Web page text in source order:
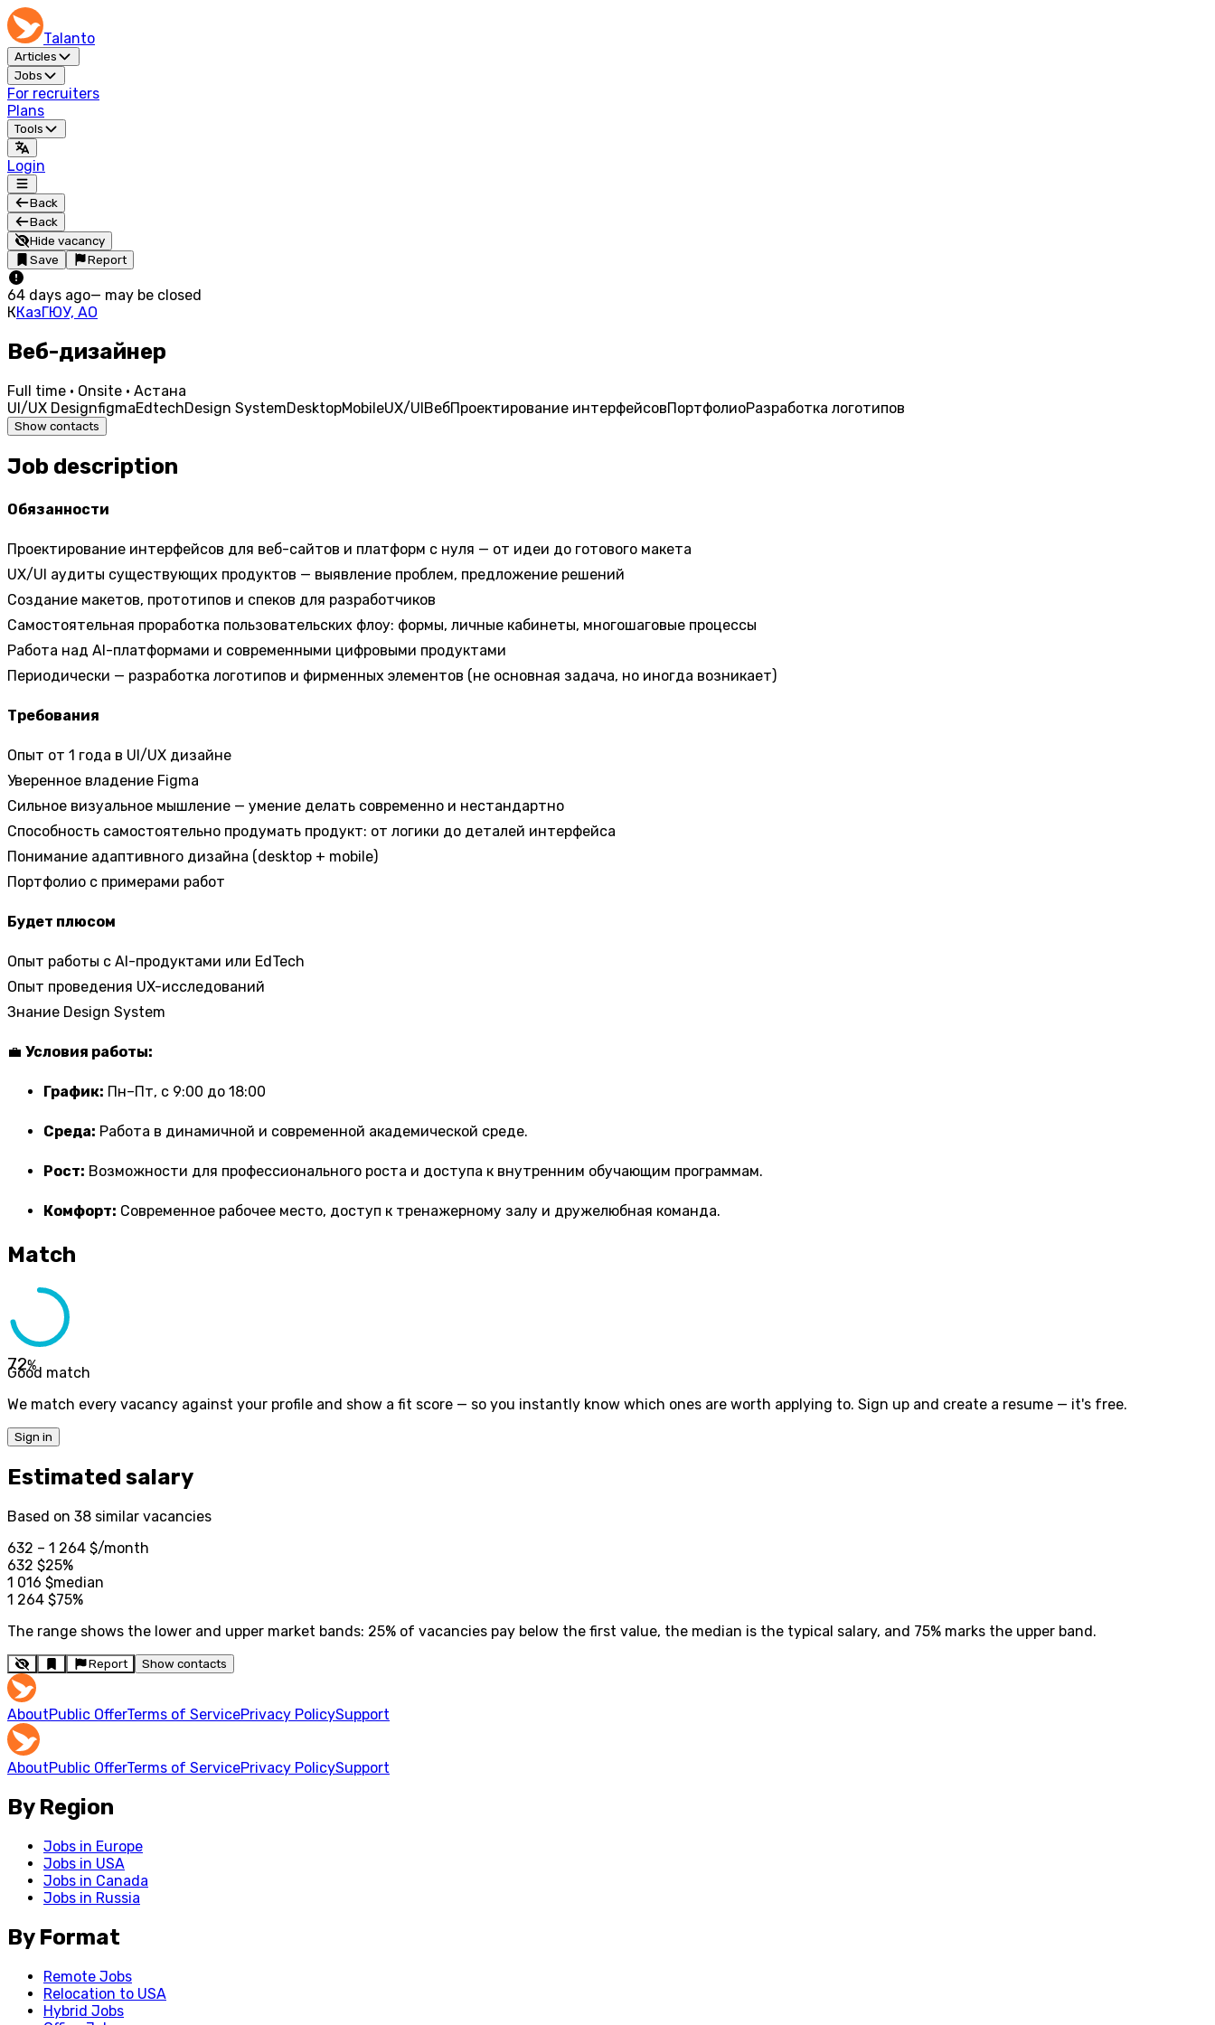
Talanto
Articles
Jobs
For recruiters
Plans
Tools
Login
Back
Back
Hide vacancy
Save
Report
64 days ago— may be closed
ККазГЮУ, АО
Веб-дизайнер
Full time · Onsite · Астана
UI/UX DesignfigmaEdtechDesign SystemDesktopMobileUX/UIВебПроектирование интерфейсовПортфолиоРазработка логотипов
Show contacts
Job description
Обязанности
Проектирование интерфейсов для веб-сайтов и платформ с нуля — от идеи до готового макета
UX/UI аудиты существующих продуктов — выявление проблем, предложение решений
Создание макетов, прототипов и спеков для разработчиков
Самостоятельная проработка пользовательских флоу: формы, личные кабинеты, многошаговые процессы
Работа над AI-платформами и современными цифровыми продуктами
Периодически — разработка логотипов и фирменных элементов (не основная задача, но иногда возникает)
Требования
Опыт от 1 года в UI/UX дизайне
Уверенное владение Figma
Сильное визуальное мышление — умение делать современно и нестандартно
Способность самостоятельно продумать продукт: от логики до деталей интерфейса
Понимание адаптивного дизайна (desktop + mobile)
Портфолио с примерами работ
Будет плюсом
Опыт работы с AI-продуктами или EdTech
Опыт проведения UX-исследований
Знание Design System
💼 Условия работы:
График: Пн–Пт, с 9:00 до 18:00
Среда: Работа в динамичной и современной академической среде.
Рост: Возможности для профессионального роста и доступа к внутренним обучающим программам.
Комфорт: Современное рабочее место, доступ к тренажерному залу и дружелюбная команда.
Match
72%
Good match
We match every vacancy against your profile and show a fit score — so you instantly know which ones are worth applying to. Sign up and create a resume — it's free.
Sign in
Estimated salary
Based on 38 similar vacancies
632 – 1 264 $/month
632 $25%
1 016 $median
1 264 $75%
The range shows the lower and upper market bands: 25% of vacancies pay below the first value, the median is the typical salary, and 75% marks the upper band.
Report Show contacts
AboutPublic OfferTerms of ServicePrivacy PolicySupport
AboutPublic OfferTerms of ServicePrivacy PolicySupport
By Region
Jobs in Europe
Jobs in USA
Jobs in Canada
Jobs in Russia
By Format
Remote Jobs
Relocation to USA
Hybrid Jobs